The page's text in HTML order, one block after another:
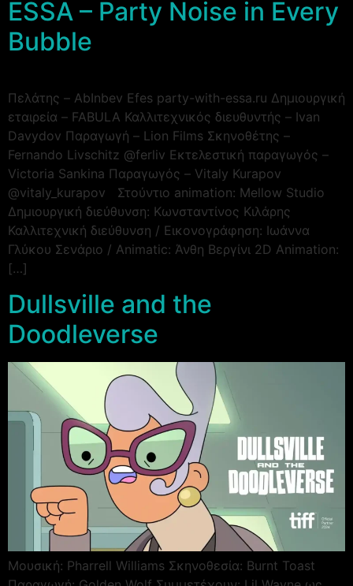
ESSA – Party Noise in Every
Bubble
Πελάτης – AbInbev Efes party-with-essa.ru Δημιουργική
εταιρεία – FABULA Καλλιτεχνικός διευθυντής – Ivan
Davydov Παραγωγή – Lion Films Σκηνοθέτης –
Fernando Livschitz @ferliv Εκτελεστική παραγωγός –
Victoria Sankina Παραγωγός – Vitaly Kurapov
@vitaly_kurapov Στούντιο animation: Mellow Studio
Δημιουργική διεύθυνση: Κωνσταντίνος Κιλάρης
Καλλιτεχνική διεύθυνση / Εικονογράφηση: Ιωάννα
Γλύκου Σενάριο / Animatic: Άνθη Βεργίνι 2D Animation:
[…]
Dullsville and the
Doodleverse
Μουσική: Pharrell Williams Σκηνοθεσία: Burnt Toast